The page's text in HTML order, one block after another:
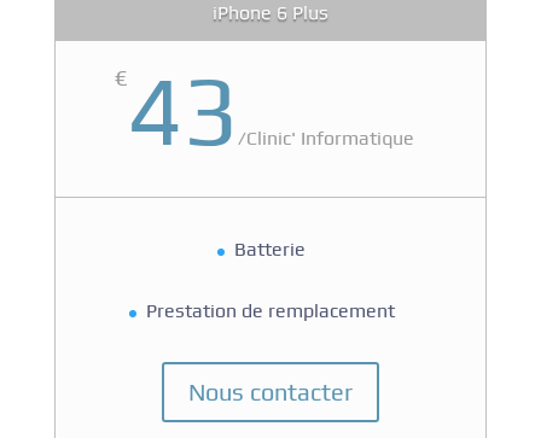
iPhone 6 Plus
€43 /Clinic' Informatique
Batterie
Prestation de remplacement
Nous contacter